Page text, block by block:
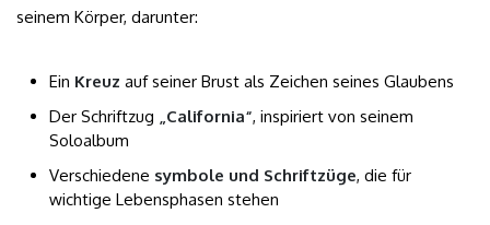
seinem Körper, darunter:
Ein Kreuz auf seiner Brust als Zeichen seines Glaubens
Der Schriftzug „California“, inspiriert von seinem
Soloalbum
Verschiedene symbole und Schriftzüge, die für
wichtige Lebensphasen stehen